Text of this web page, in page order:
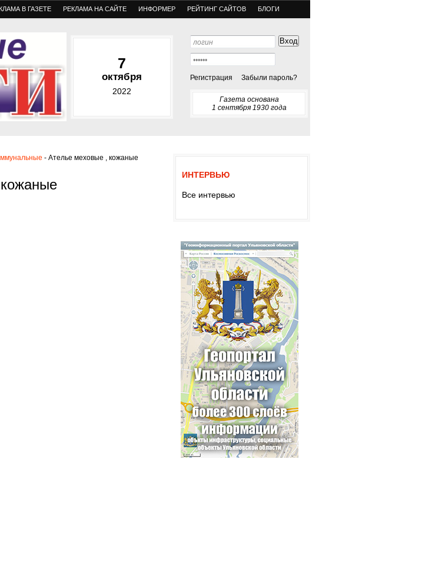
В ГАЗЕТЕ РЕКЛАМА НА САЙТЕ ИНФОРМЕР РЕЙТИНГ САЙТОВ БЛОГИ
7
октября
2022
Регистрация Забыли пароль?
Газета основана
1 сентября 1930 года
- Ателье меховые , кожаные
ИНТЕРВЬЮ
Все интервью